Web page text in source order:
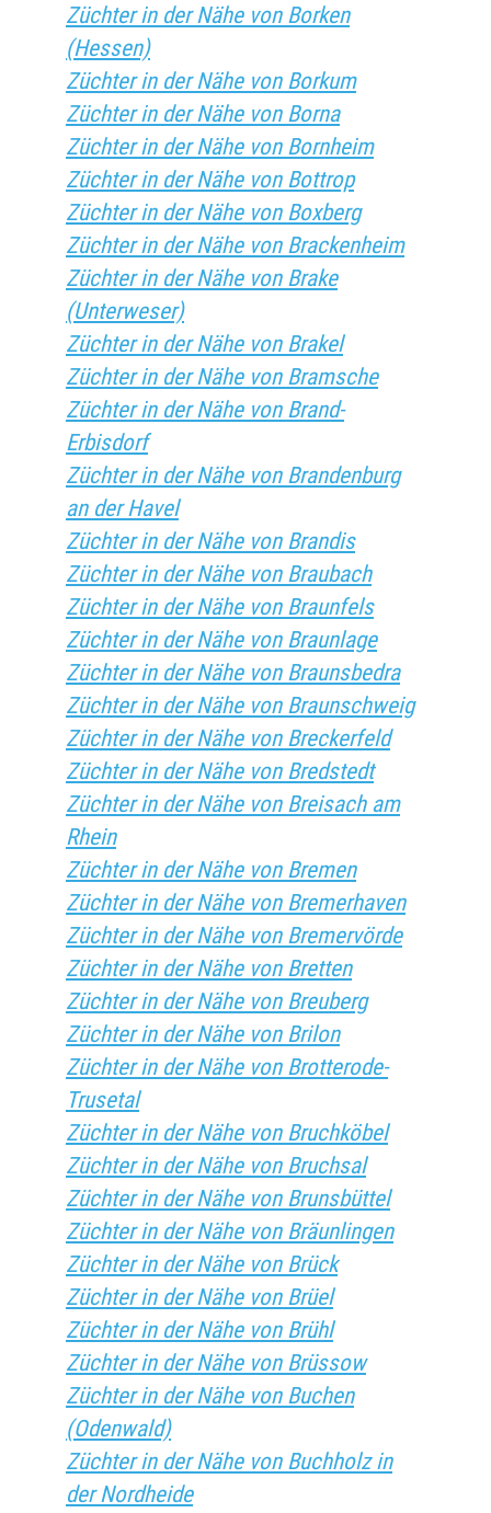
Züchter in der Nähe von Borken
(Hessen)
Züchter in der Nähe von Borkum
Züchter in der Nähe von Borna
Züchter in der Nähe von Bornheim
Züchter in der Nähe von Bottrop
Züchter in der Nähe von Boxberg
Züchter in der Nähe von Brackenheim
Züchter in der Nähe von Brake
(Unterweser)
Züchter in der Nähe von Brakel
Züchter in der Nähe von Bramsche
Züchter in der Nähe von Brand-
Erbisdorf
Züchter in der Nähe von Brandenburg
an der Havel
Züchter in der Nähe von Brandis
Züchter in der Nähe von Braubach
Züchter in der Nähe von Braunfels
Züchter in der Nähe von Braunlage
Züchter in der Nähe von Braunsbedra
Züchter in der Nähe von Braunschweig
Züchter in der Nähe von Breckerfeld
Züchter in der Nähe von Bredstedt
Züchter in der Nähe von Breisach am
Rhein
Züchter in der Nähe von Bremen
Züchter in der Nähe von Bremerhaven
Züchter in der Nähe von Bremervörde
Züchter in der Nähe von Bretten
Züchter in der Nähe von Breuberg
Züchter in der Nähe von Brilon
Züchter in der Nähe von Brotterode-
Trusetal
Züchter in der Nähe von Bruchköbel
Züchter in der Nähe von Bruchsal
Züchter in der Nähe von Brunsbüttel
Züchter in der Nähe von Bräunlingen
Züchter in der Nähe von Brück
Züchter in der Nähe von Brüel
Züchter in der Nähe von Brühl
Züchter in der Nähe von Brüssow
Züchter in der Nähe von Buchen
(Odenwald)
Züchter in der Nähe von Buchholz in
der Nordheide